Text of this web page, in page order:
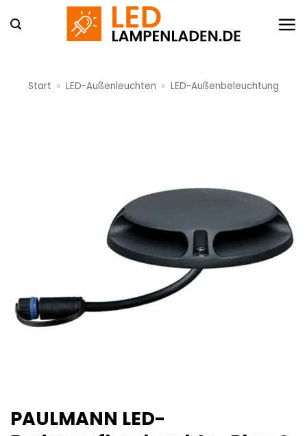
Inhalt
Start » LED-Außenleuchten » LED-Außenbeleuchtung
PAULMANN LED-